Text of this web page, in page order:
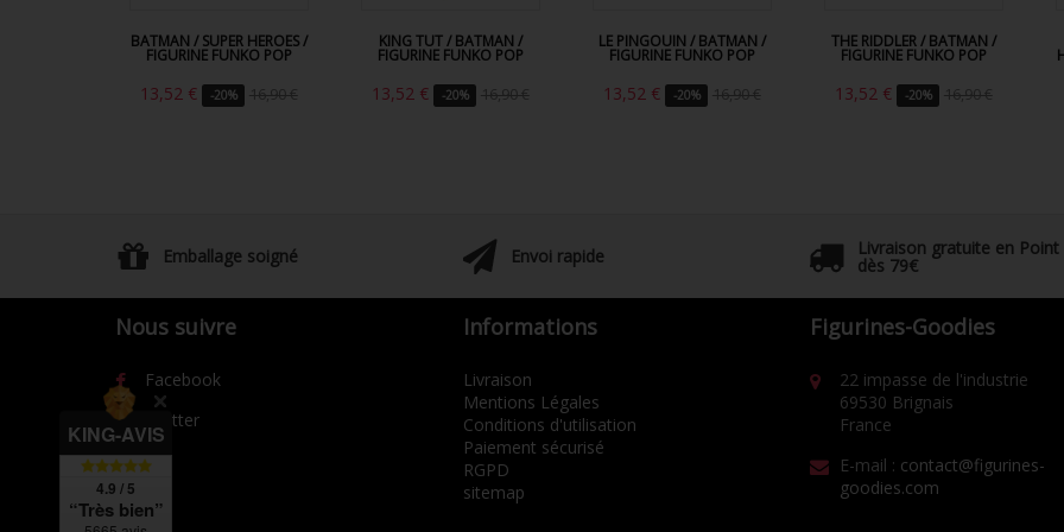
BATMAN / SUPER HEROES /
FIGURINE FUNKO POP
13,52 € -20% 16,90 €
KING TUT / BATMAN /
FIGURINE FUNKO POP
13,52 € -20% 16,90 €
LE PINGOUIN / BATMAN /
FIGURINE FUNKO POP
13,52 € -20% 16,90 €
THE RIDDLER / BATMAN /
FIGURINE FUNKO POP
13,52 € -20% 16,90 €
Emballage soigné Envoi rapide Livraison gratuite en Point
dès 79€
Nous suivre
Facebook
Twitter
Informations
Livraison
Mentions Légales
Conditions d'utilisation
Paiement sécurisé
RGPD
sitemap
Figurines-Goodies
22 impasse de l'industrie
69530 Brignais
France
E-mail : contact@figurines-
goodies.com
KING-AVIS
4.9 / 5
“Très bien”